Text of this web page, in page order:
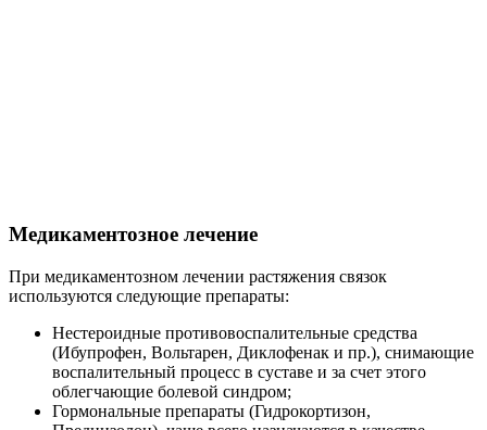
Медикаментозное лечение
При медикаментозном лечении растяжения связок
используются следующие препараты:
Нестероидные противовоспалительные средства
(Ибупрофен, Вольтарен, Диклофенак и пр.), снимающие
воспалительный процесс в суставе и за счет этого
облегчающие болевой синдром;
Гормональные препараты (Гидрокортизон,